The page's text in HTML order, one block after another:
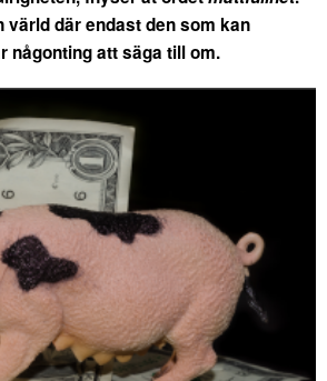
värld där endast den som kan
någonting att säga till om.